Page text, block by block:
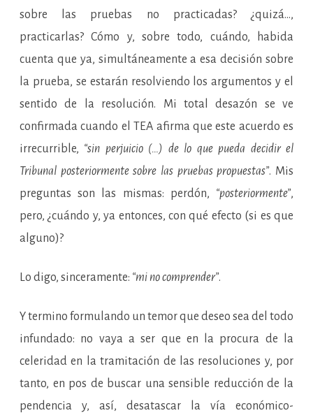
sobre las pruebas no practicadas? ¿quizá…,
practicarlas? Cómo y, sobre todo, cuándo, habida
cuenta que ya, simultáneamente a esa decisión sobre
la prueba, se estarán resolviendo los argumentos y el
sentido de la resolución. Mi total desazón se ve
confirmada cuando el TEA afirma que este acuerdo es
irrecurrible, “sin perjuicio (…) de lo que pueda decidir el
Tribunal posteriormente sobre las pruebas propuestas”. Mis
preguntas son las mismas: perdón, “posteriormente”,
pero, ¿cuándo y, ya entonces, con qué efecto (si es que
alguno)?
Lo digo, sinceramente: “mi no comprender”.
Y termino formulando un temor que deseo sea del todo
infundado: no vaya a ser que en la procura de la
celeridad en la tramitación de las resoluciones y, por
tanto, en pos de buscar una sensible reducción de la
pendencia y, así, desatascar la vía económico-